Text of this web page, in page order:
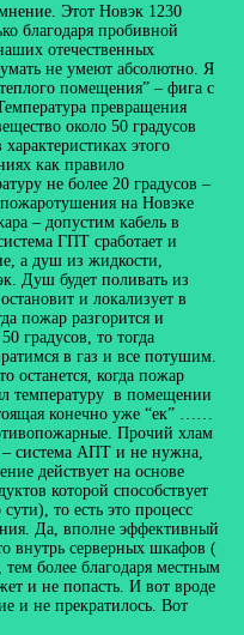
Этот Новэк 1230
благодаря пробивной
отечественных
не умеют абсолютно. Я
помещения” – фига с
превращения
около 50 градусов
этого
как правило
не более 20 градусов –
пожаротушения на Новэке
– допустим кабель в
ГПТ сработает и
а душ из жидкости,
Душ будет поливать из
и локализует в
пожар разгорится и
градусов, то тогда
в газ и все потушим.
останется, когда пожар
температуру в помещении
конечно уже “ек” ……
Прочий хлам
система АПТ и не нужна,
действует на основе
которой способствует
то есть это процесс
Да, вполне эффективный
внутрь серверных шкафов (
более благодаря местным
и не попасть. И вот вроде
и не прекратилось. Вот